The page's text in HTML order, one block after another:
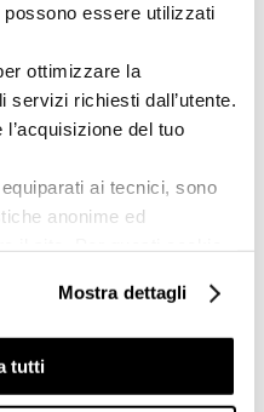
essere utilizzati
ottimizzare la
servizi richiesti dall’utente.
del tuo
ai tecnici, sono
anonime ed
sono utilizzati, solo
le tue abitudini di
avvisi pubblicitari mirati, in
Mostra dettagli
tutti
de medida:
PZ